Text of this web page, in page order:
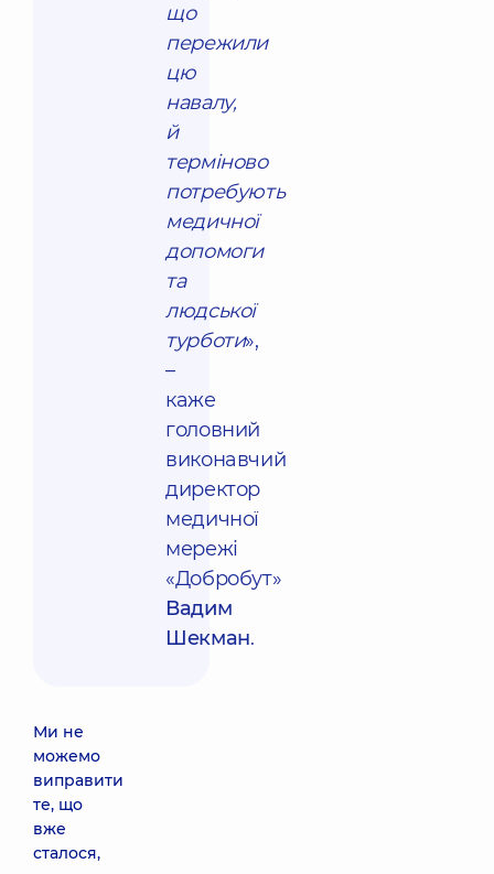
що
пережили
цю
навалу,
й
терміново
потребують
медичної
допомоги
та
людської
турботи»,
–
каже
головний
виконавчий
директор
медичної
мережі
«Добробут»
Вадим
Шекман.
Ми не
можемо
виправити
те, що
вже
сталося,